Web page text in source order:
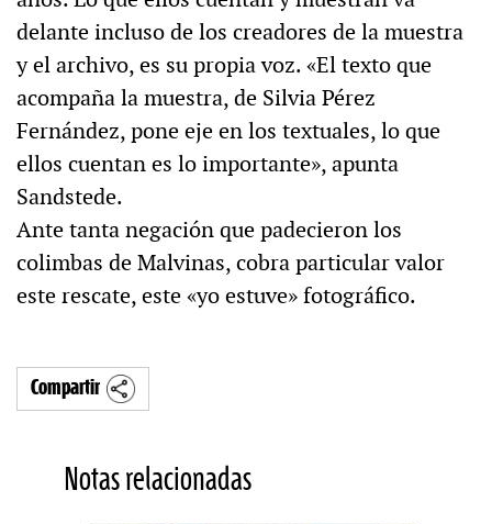
delante incluso de los creadores de la muestra
y el archivo, es su propia voz. «El texto que
acompaña la muestra, de Silvia Pérez
Fernández, pone eje en los textuales, lo que
ellos cuentan es lo importante», apunta
Sandstede.
Ante tanta negación que padecieron los
colimbas de Malvinas, cobra particular valor
este rescate, este «yo estuve» fotográfico.
Compartir
Notas relacionadas